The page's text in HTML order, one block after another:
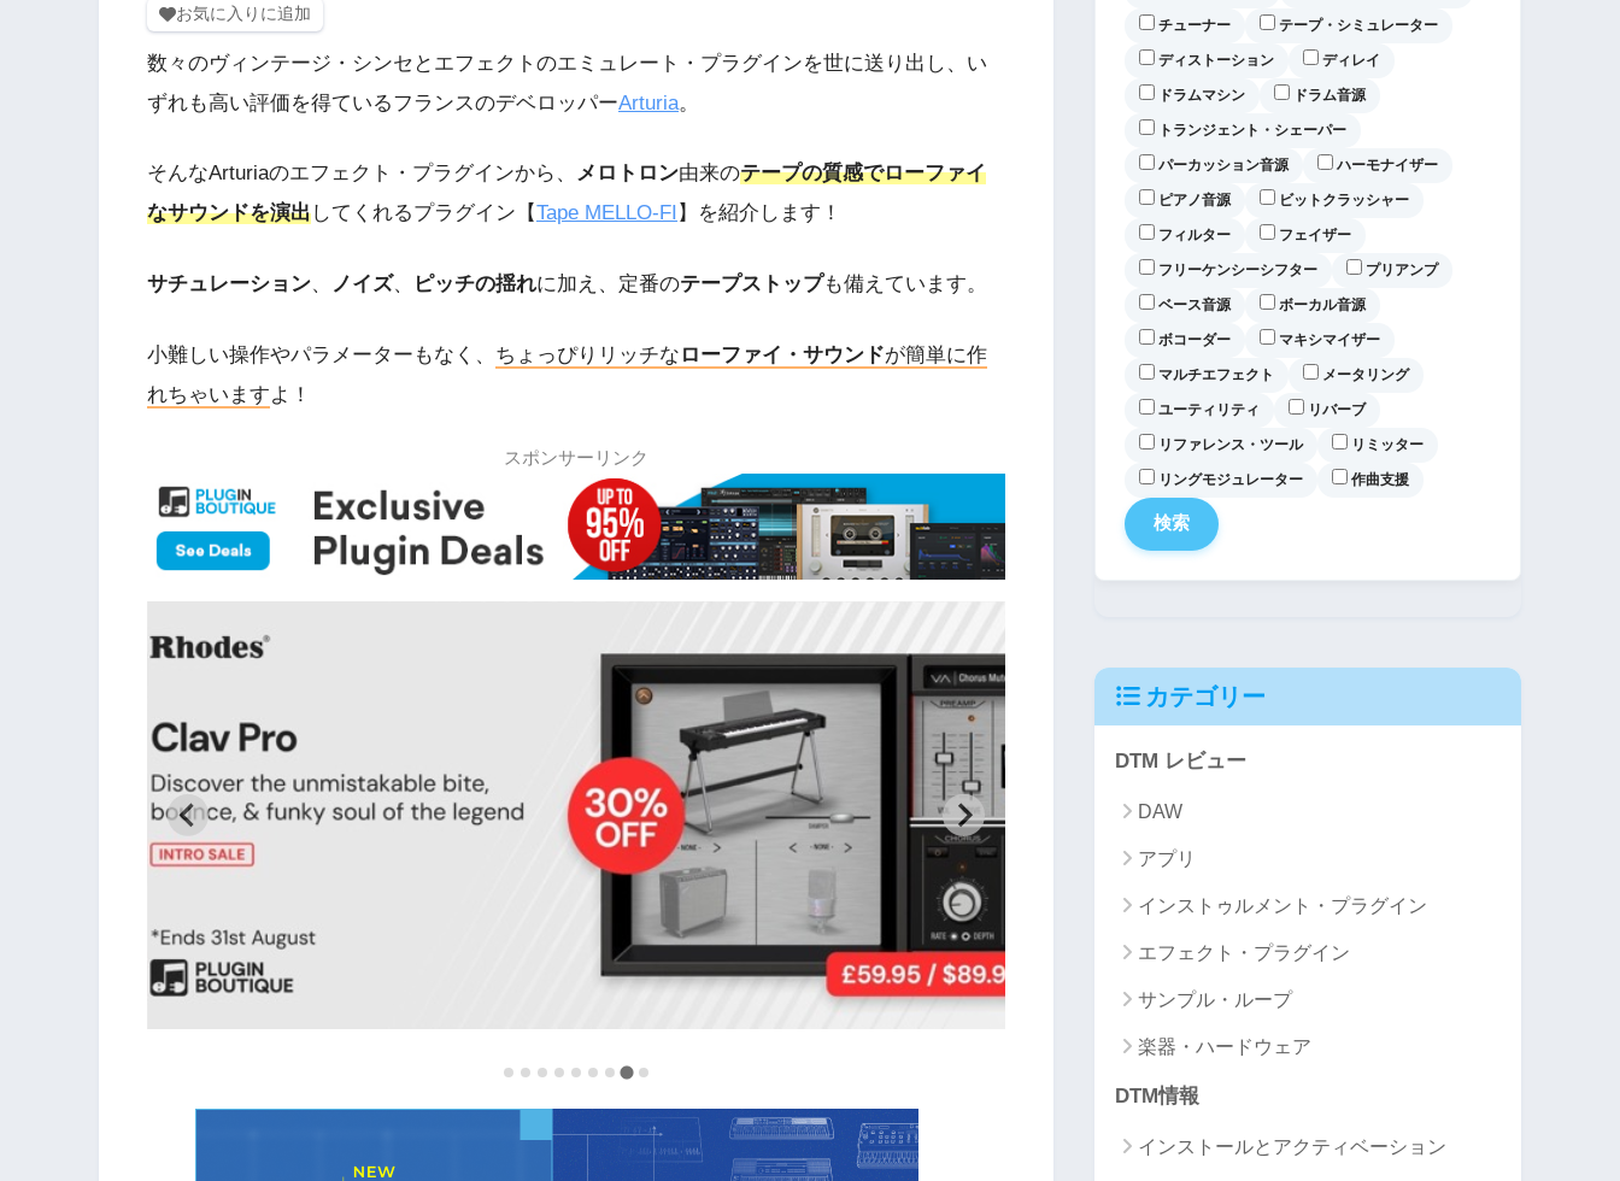
お気に入りに追加
数々のヴィンテージ・シンセとエフェクトのエミュレート・プラグインを世に送り出し、い
ずれも高い評価を得ているフランスのデベロッパーArturia。
そんなArturiaのエフェクト・プラグインから、 メロトロン由来のテープの質感でローファイ
なサウンドを演出してくれるプラグイン【Tape MELLO-FI 】を紹介します！
サチュレーション、 ノイズ、 ピッチの揺れに加え、定番のテープストップも備えています。
小難しい操作やパラメーターもなく、 ちょっぴりリッチな ローファイ・サウンドが簡単に作
れちゃいますよ！
スポンサーリンク
チューナー テープ・シミュレーター
ディストーション ディレイ
ドラムマシン ドラム音源
トランジェント・シェーパー
パーカッション音源 ハーモナイザー
ピアノ音源 ビットクラッシャー
フィルター フェイザー
フリーケンシーシフター プリアンプ
ベース音源 ボーカル音源
ボコーダー マキシマイザー
マルチエフェクト メータリング
ユーティリティ リバーブ
リファレンス・ツール リミッター
リングモジュレーター 作曲支援
カテゴリー
DTM レビュー
DAW
アプリ
インストゥルメント・プラグイン
エフェクト・プラグイン
サンプル・ループ
楽器・ハードウェア
DTM情報
インストールとアクティベーション